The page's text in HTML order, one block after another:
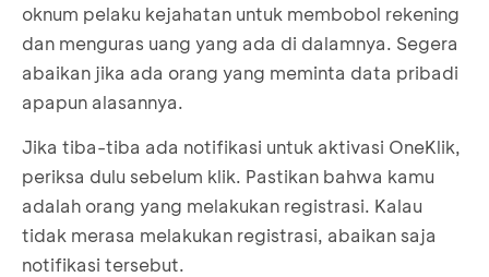
oknum pelaku kejahatan untuk membobol rekening
dan menguras uang yang ada di dalamnya. Segera
abaikan jika ada orang yang meminta data pribadi
apapun alasannya.
Jika tiba-tiba ada notifikasi untuk aktivasi OneKlik,
periksa dulu sebelum klik. Pastikan bahwa kamu
adalah orang yang melakukan registrasi. Kalau
tidak merasa melakukan registrasi, abaikan saja
notifikasi tersebut.